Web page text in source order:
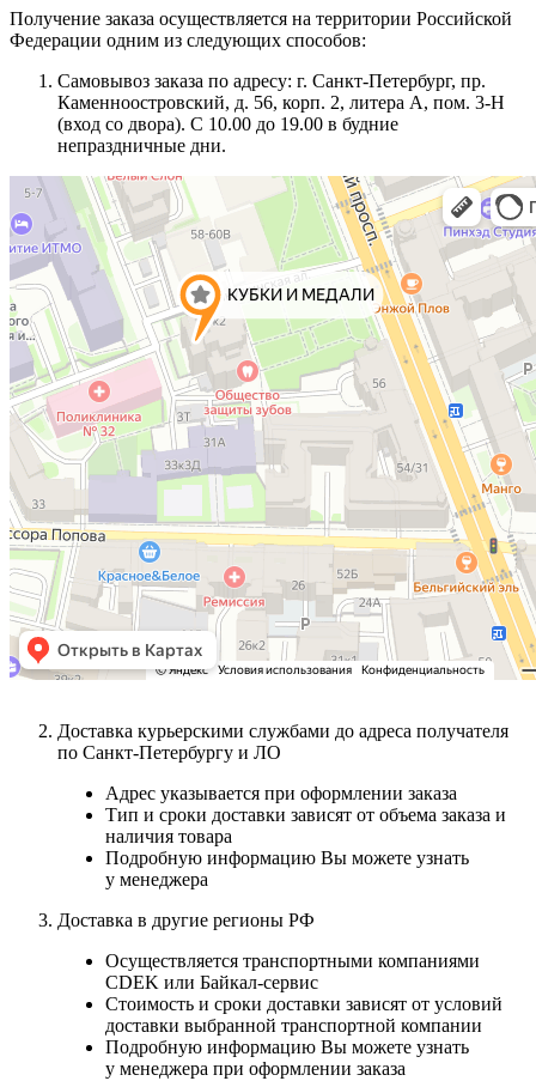
Получение заказа осуществляется на территории Российской
Федерации одним из следующих способов:
Самовывоз заказа по адресу: г. Санкт-Петербург, пр.
Каменноостровский, д. 56, корп. 2, литера А, пом. 3-Н
(вход со двора). С 10.00 до 19.00 в будние
непраздничные дни.
Доставка курьерскими службами до адреса получателя
по Санкт-Петербургу и ЛО
Адрес указывается при оформлении заказа
Тип и сроки доставки зависят от объема заказа и
наличия товара
Подробную информацию Вы можете узнать
у менеджера
Доставка в другие регионы РФ
Осуществляется транспортными компаниями
CDEK или Байкал-сервис
Стоимость и сроки доставки зависят от условий
доставки выбранной транспортной компании
Подробную информацию Вы можете узнать
у менеджера при оформлении заказа